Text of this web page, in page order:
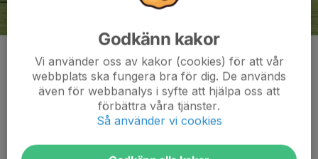
Kommentarer
Godkänn kakor
Vi använder oss av kakor (cookies) för att vår
webbplats ska fungera bra för dig. De används
även för webbanalys i syfte att hjälpa oss att
förbättra våra tjänster.
Så använder vi cookies